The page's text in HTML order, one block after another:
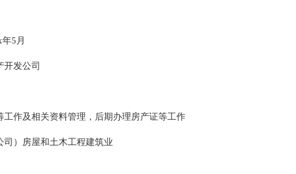
5月
开发公司
工作及相关资料管理，后期办理房产证等工作
）房屋和土木工程建筑业